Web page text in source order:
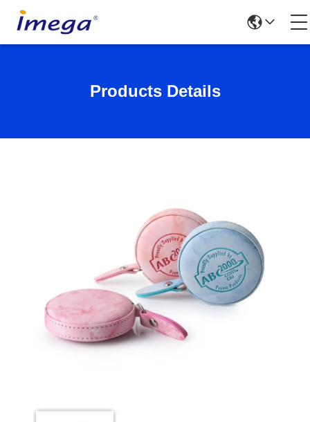
Products Details